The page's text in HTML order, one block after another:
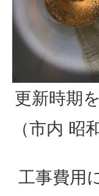
更新時期
（市内 昭
工事費用